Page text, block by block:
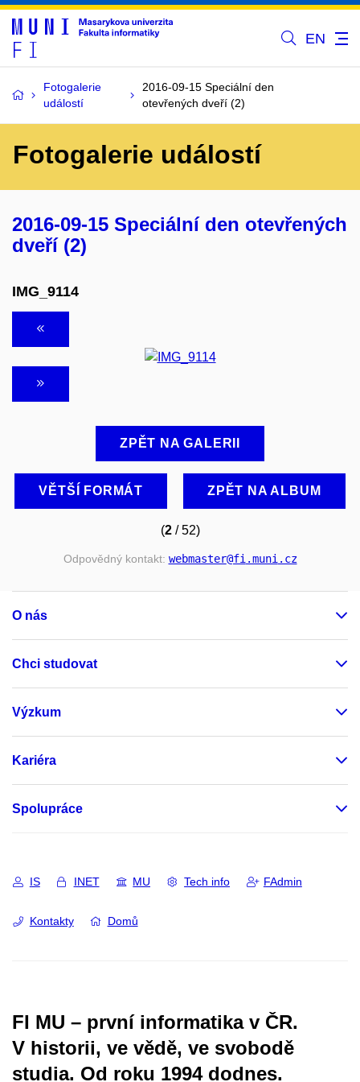
EN
Fotogalerie
událostí
2016-09-15 Speciální den
otevřených dveří (2)
Fotogalerie událostí
2016-09-15 Speciální den otevřených
dveří (2)
IMG_9114
ZPĚT NA GALERII
VĚTŠÍ FORMÁT ZPĚT NA ALBUM
(2/ 52)
Odpovědný kontakt: webmaster@fi.muni.cz
O nás
Chci studovat
Výzkum
Kariéra
Spolupráce
IS INET MU Tech info FAdmin
Kontakty Domů
FI MU – první informatika v ČR.
V historii, ve vědě, ve svobodě
studia. Od roku 1994 dodnes.